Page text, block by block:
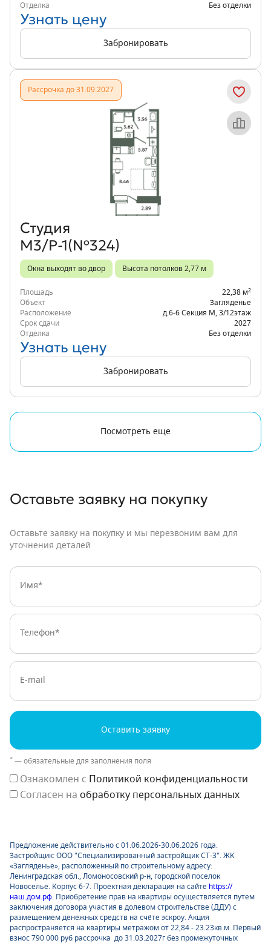
Отделка Без отделки
Узнать цену
Забронировать
Рассрочка до 31.09.2027
Объект месяца
Студия
М3/Р-1(№324)
Окна выходят во двор Высота потолков 2,77 м
Площадь 22,38 м2
Объект
Загляденье
Расположение
д.6-6 Секция М 3/12этаж
Срок сдачи
2027
Отделка
Без отделки
Узнать цену
Забронировать
Посмотреть еще
Оставьте заявку на покупку
Оставьте заявку на покупку и мы перезвоним вам для
уточнения деталей
Имя:
Телефон:
E-mail
Оставить заявку
* — обязательные для заполнения поля
Ознакомлен с
Политикой конфиденциальности
Согласен на обработку персональных данных
Предложение действительно с 01.06.2026-30.06.2026 года.
Застройщик: ООО "Специализированный застройщик СТ-3". ЖК
«Загляденье», расположенный по строительному адресу:
Ленинградская обл., Ломоносовский р-н, городской поселок
Новоселье. Корпус 6-7. Проектная декларация на сайте https://
наш.дом.рф . Приобретение прав на квартиры осуществляется путем
заключения договора участия в долевом строительстве (ДДУ) с
размещением денежных средств на счёте эскроу. Акция
распространяется на квартиры метражом от 22,84 - 23.23кв.м..Первый
взнос 790 000 руб рассрочка до 31.03.2027г без промежуточных